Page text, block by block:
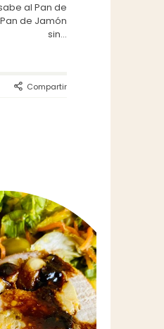
al Pan de
de Jamón
sin...
Compartir